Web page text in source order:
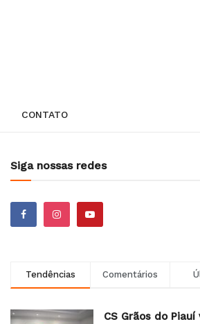
CONTATO
Siga nossas redes
Tendências Comentários
CS Grãos do Piauí